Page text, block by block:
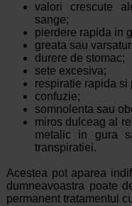
valori crescute
sange;
pierdere rapida in
greata sau
durere de stomac;
sete excesiva;
respiratie rapida si
confuzie;
somnolenta sau
miros dulceag al
metalic in gura
transpiratiei.
Acestea pot aparea
dumneavoastra poate
permanent tratamentul